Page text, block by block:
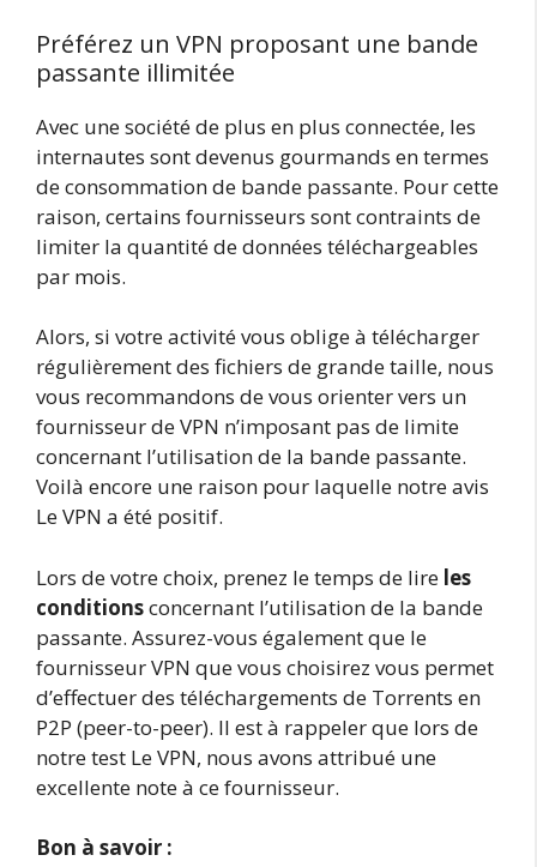
Préférez un VPN proposant une bande
passante illimitée
Avec une société de plus en plus connectée, les
internautes sont devenus gourmands en termes
de consommation de bande passante. Pour cette
raison, certains fournisseurs sont contraints de
limiter la quantité de données téléchargeables
par mois.
Alors, si votre activité vous oblige à télécharger
régulièrement des fichiers de grande taille, nous
vous recommandons de vous orienter vers un
fournisseur de VPN n’imposant pas de limite
concernant l’utilisation de la bande passante.
Voilà encore une raison pour laquelle notre avis
Le VPN a été positif.
Lors de votre choix, prenez le temps de lire les
conditionsconcernant l’utilisation de la bande
passante. Assurez-vous également que le
fournisseur VPN que vous choisirez vous permet
d’effectuer des téléchargements de Torrents en
P2P (peer-to-peer). Il est à rappeler que lors de
notre test Le VPN, nous avons attribué une
excellente note à ce fournisseur.
Bon à savoir :